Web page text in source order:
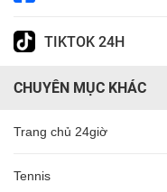
TIKTOK 24H
CHUYÊN MỤC KHÁC
Trang chủ 24giờ
Tennis